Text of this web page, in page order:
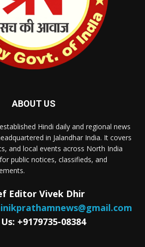
ABOUT US
Hindi daily and regional news
in Jalandhar India. It covers
and local events across North India
public notices, classifieds, and
Editor Vivek Dhir
+9179735-08384